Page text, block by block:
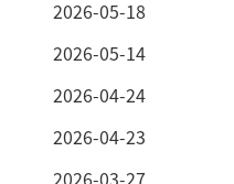
2026-05-18
2026-05-14
2026-04-24
2026-04-23
2026-03-27